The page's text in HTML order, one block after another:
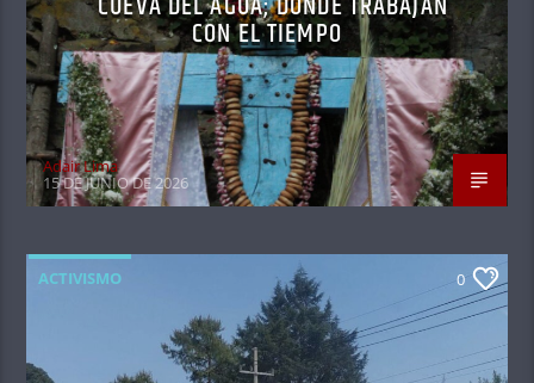
CON EL TIEMPO
Adair Lima
15 DE JUNIO DE 2026
ACTIVISMO 0